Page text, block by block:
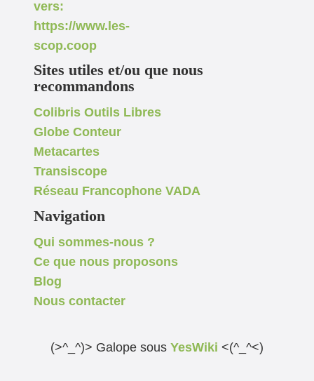
Sites utiles et/ou que nous
recommandons
Colibris Outils Libres
Globe Conteur
Metacartes
Transiscope
Réseau Francophone VADA
Navigation
Qui sommes-nous ?
Ce que nous proposons
Blog
Nous contacter
(>^_^)> Galope sous YesWiki <(^_^<)